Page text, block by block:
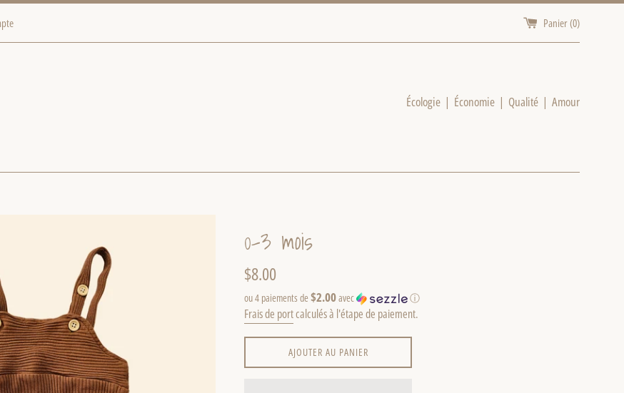
Panier (0)
Écologie | Économie | Qualité | Amour
0-3 mois
Prix
$8.00
ou 4 paiements de$2.00avec ⓘ
Frais de portcalculés à l'étape de paiement.
AJOUTER AU PANIER